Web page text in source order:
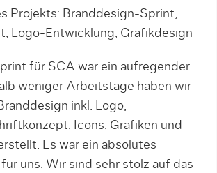
Projekts: Branddesign-Sprint,
Logo-Entwicklung, Grafikdesign
für SCA war ein aufregender
weniger Arbeitstage haben wir
inkl. Logo,
Icons, Grafiken und
Es war ein absolutes
uns. Wir sind sehr stolz auf das